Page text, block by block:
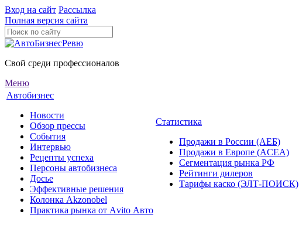
Вход на сайт Рассылка
Полная версия сайта
Свой среди профессионалов
Меню
Автобизнес
Новости
Обзор прессы
События
Интервью
Рецепты успеха
Персоны автобизнеса
Досье
Эффективные решения
Колонка Akzonobel
Практика рынка от Аvito Авто
Статистика
Продажи в России (АЕБ)
Продажи в Европе (ACEA)
Сегментация рынка РФ
Рейтинги дилеров
Тарифы каско (ЭЛТ-ПОИСК)